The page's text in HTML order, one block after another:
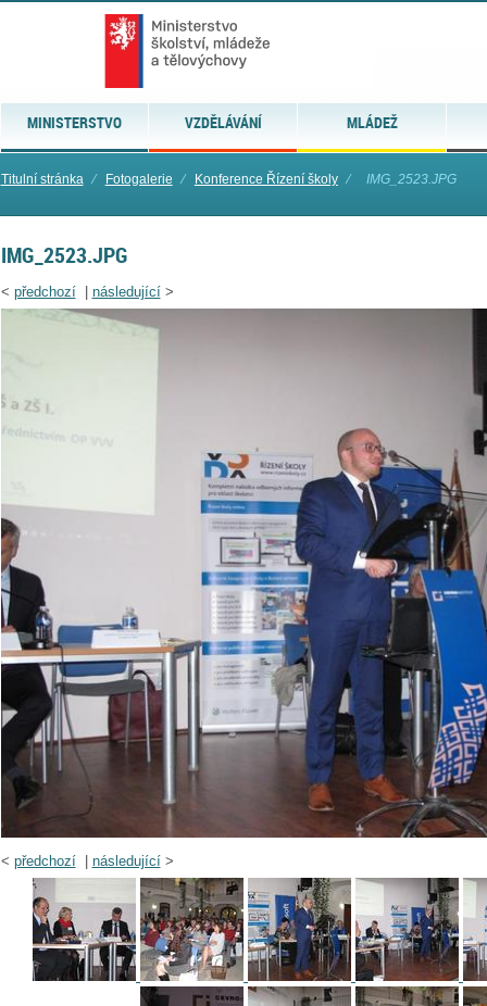
MINISTERSTVO VZDĚLÁVÁNÍ MLÁDEŽ
Titulní stránka ⁄ Fotogalerie ⁄ Konference Řízení školy ⁄ IMG_2523.JPG
IMG_2523.JPG
< předchozí| následující>
< předchozí| následující>